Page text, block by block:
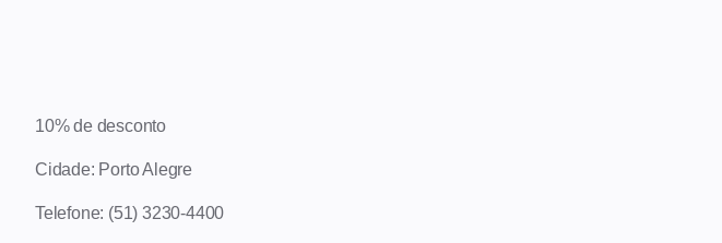
10% de desconto
Cidade: Porto Alegre
Telefone: (51) 3230-4400